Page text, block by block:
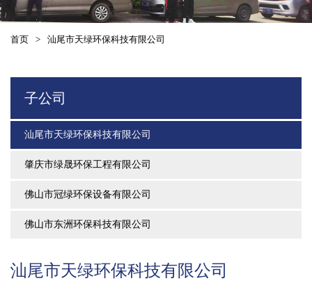
首页 > 汕尾市天绿环保科技有限公司
子公司
汕尾市天绿环保科技有限公司
肇庆市绿晟环保工程有限公司
佛山市冠绿环保设备有限公司
佛山市东洲环保科技有限公司
汕尾市天绿环保科技有限公司